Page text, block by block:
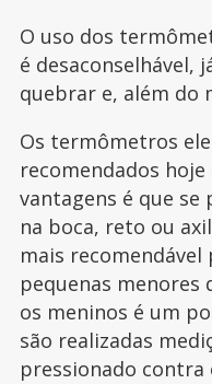
O uso dos
é desaconselhável,
quebrar e, além do
Os termômetros
recomendados hoje
vantagens é que
na boca, reto ou
mais recomendável
pequenas menores
os meninos é um
são realizadas
pressionado contra